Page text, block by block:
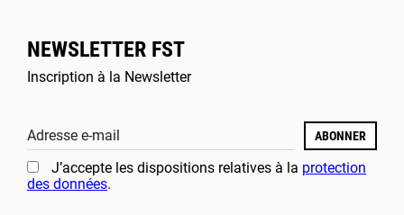
NEWSLETTER FST
Inscription à la Newsletter
Adresse e-mail ABONNER
J’accepte les dispositions relatives à la protection
des données.